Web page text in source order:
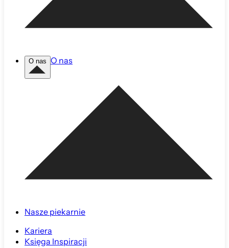
O nas O nas
Nasze piekarnie
Kariera
Księga Inspiracji